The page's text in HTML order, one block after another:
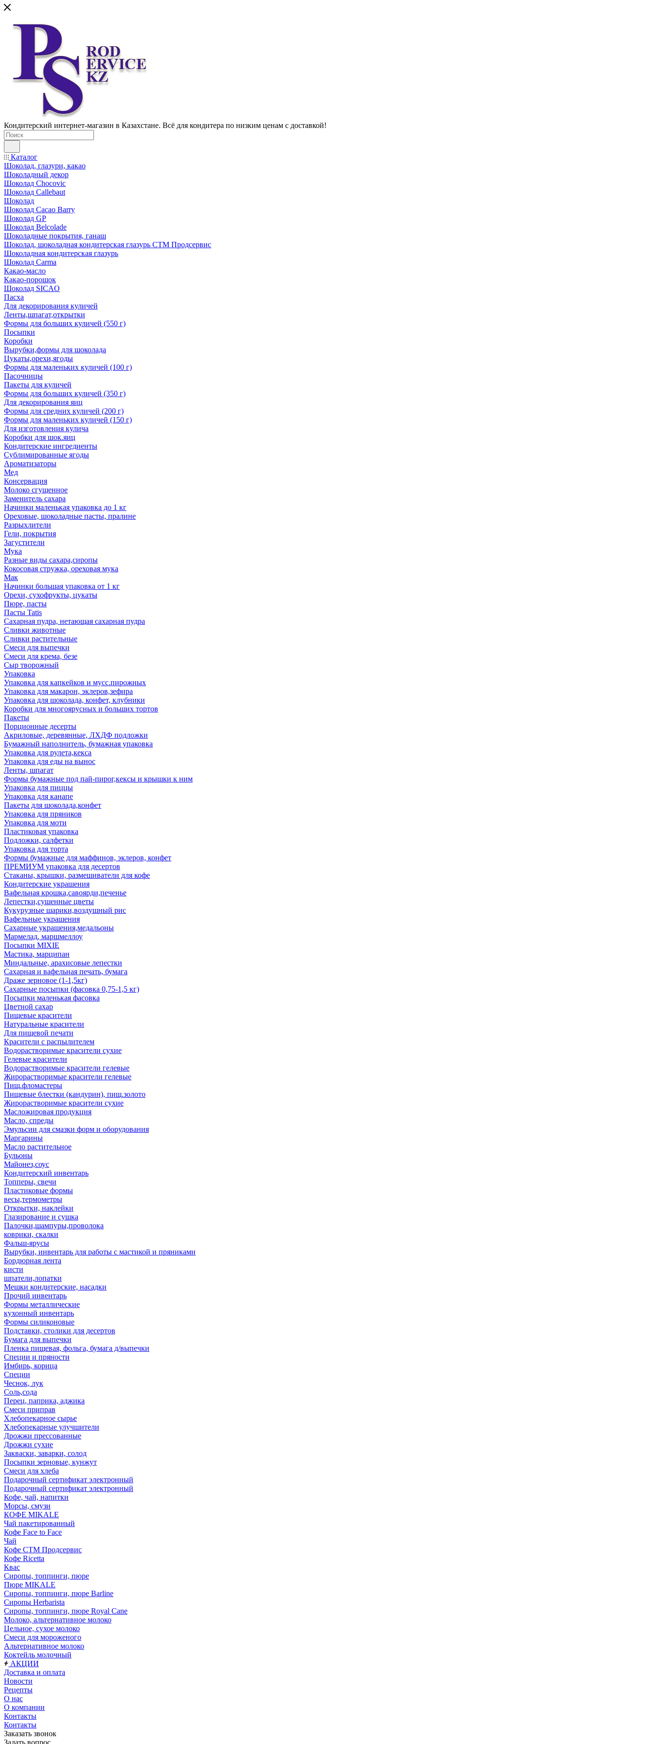
Кондитерский интернет-магазин в Казахстане. Всё для кондитера по низким ценам с доставкой!
Каталог
Шоколад, глазури, какао
Шоколадный декор
Шоколад Chocovic
Шоколад Callebaut
Шоколад
Шоколад Cacao Barry
Шоколад GP
Шоколад Belcolade
Шоколадные покрытия, ганаш
Шоколад, шоколадная кондитерская глазурь СТМ Продсервис
Шоколадная кондитерская глазурь
Шоколад Carma
Какао-масло
Какао-порошок
Шоколад SICAO
Пасха
Для декорирования куличей
Ленты,шпагат,открытки
Формы для больших куличей (550 г)
Посыпки
Коробки
Вырубки,формы для шоколада
Цукаты,орехи,ягоды
Формы для маленьких куличей (100 г)
Пасочницы
Пакеты для куличей
Формы для больших куличей (350 г)
Для декорирования яиц
Формы для средних куличей (200 г)
Формы для маленьких куличей (150 г)
Для изготовления кулича
Коробки для шок.яиц
Кондитерские ингредиенты
Сублимированные ягоды
Ароматизаторы
Мед
Консервация
Молоко сгущенное
Заменитель сахара
Начинки маленькая упаковка до 1 кг
Ореховые, шоколадные пасты, пралине
Разрыхлители
Гели, покрытия
Загустители
Мука
Разные виды сахара,сиропы
Кокосовая стружка, ореховая мука
Мак
Начинки большая упаковка от 1 кг
Орехи, сухофрукты, цукаты
Пюре, пасты
Пасты Tatis
Сахарная пудра, нетающая сахарная пудра
Сливки животные
Сливки растительные
Смеси для выпечки
Смеси для крема, безе
Сыр творожный
Упаковка
Упаковка для капкейков и мусс.пирожных
Упаковка для макарон, эклеров,зефира
Упаковка для шоколада, конфет, клубники
Коробки для многоярусных и больших тортов
Пакеты
Порционные десерты
Акриловые, деревянные, ЛХДФ подложки
Бумажный наполнитель, бумажная упаковка
Упаковка для рулета,кекса
Упаковка для еды на вынос
Ленты, шпагат
Формы бумажные под пай-пирог,кексы и крышки к ним
Упаковка для пиццы
Упаковка для канапе
Пакеты для шоколада,конфет
Упаковка для пряников
Упаковка для моти
Пластиковая упаковка
Подложки, салфетки
Упаковка для торта
Формы бумажные для маффинов, эклеров, конфет
ПРЕМИУМ упаковка для десертов
Стаканы, крышки, размешиватели для кофе
Кондитерские украшения
Вафельная крошка,савоярди,печенье
Лепестки,сушенные цветы
Кукурузные шарики,воздушный рис
Вафельные украшения
Сахарные украшения,медальоны
Мармелад, маршмеллоу
Посыпки MIXIE
Мастика, марципан
Миндальные, арахисовые лепестки
Сахарная и вафельная печать, бумага
Драже зерновое (1-1,5кг)
Сахарные посыпки (фасовка 0,75-1,5 кг)
Посыпки маленькая фасовка
Цветной сахар
Пищевые красители
Натуральные красители
Для пищевой печати
Красители с распылителем
Водорастворимые красители сухие
Гелевые красители
Водорастворимые красители гелевые
Жирорастворимые красители гелевые
Пищ.фломастеры
Пищевые блестки (кандурин), пищ.золото
Жирорастворимые красители сухие
Масложировая продукция
Масло, спреды
Эмульсии для смазки форм и оборудования
Маргарины
Масло растительное
Бульоны
Майонез,соус
Кондитерский инвентарь
Топперы, свечи
Пластиковые формы
весы,термометры
Открытки, наклейки
Глазирование и сушка
Палочки,шампуры,проволока
коврики, скалки
Фальш-ярусы
Вырубки, инвентарь для работы с мастикой и пряниками
Бордюрная лента
кисти
шпатели,лопатки
Мешки кондитерские, насадки
Прочий инвентарь
Формы металлические
кухонный инвентарь
Формы силиконовые
Подставки, столики для десертов
Бумага для выпечки
Пленка пищевая, фольга, бумага д/выпечки
Специи и пряности
Имбирь, корица
Специи
Чеснок, лук
Соль,сода
Перец, паприка, аджика
Смеси приправ
Хлебопекарное сырье
Хлебопекарные улучшители
Дрожжи прессованные
Дрожжи сухие
Закваски, заварки, солод
Посыпки зерновые, кунжут
Смеси для хлеба
Подарочный сертификат электронный
Подарочный сертификат электронный
Кофе, чай, напитки
Морсы, смузи
КОФЕ MIKALE
Чай пакетированный
Кофе Face to Face
Чай
Кофе СТМ Продсервис
Кофе Ricetta
Квас
Сиропы, топпинги, пюре
Пюре MIKALE
Сиропы, топпинги, пюре Barline
Сиропы Herbarista
Сиропы, топпинги, пюре Royal Cane
Молоко, альтернативное молоко
Цельное, сухое молоко
Смеси для мороженого
Альтернативное молоко
Коктейль молочный
АКЦИИ
Доставка и оплата
Новости
Рецепты
О нас
О компании
Контакты
Контакты
Заказать звонок
Задать вопрос